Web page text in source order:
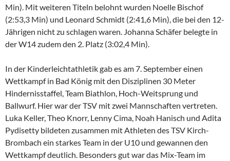
Min). Mit weiteren Titeln belohnt wurden Noelle Bischof
(2:53,3 Min) und Leonard Schmidt (2:41,6 Min), die bei den 12-
Jährigen nicht zu schlagen waren. Johanna Schäfer belegte in
der W14 zudem den 2. Platz (3:02,4 Min).
In der Kinderleichtathletik gab es am 7. September einen
Wettkampf in Bad König mit den Disziplinen 30 Meter
Hindernisstaffel, Team Biathlon, Hoch-Weitsprung und
Ballwurf. Hier war der TSV mit zwei Mannschaften vertreten.
Luka Keller, Theo Knorr, Lenny Cima, Noah Hanisch und Adita
Pydisetty bildeten zusammen mit Athleten des TSV Kirch-
Brombach ein starkes Team in der U10 und gewannen den
Wettkampf deutlich. Besonders gut war das Mix-Team im